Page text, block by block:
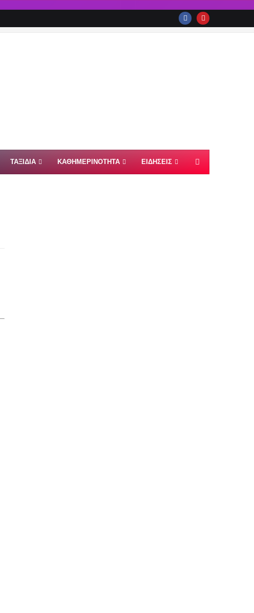
ΤΑΞΙΔΙΑ ΚΑΘΗΜΕΡΙΝΟΤΗΤΑ ΕΙΔΗΣΕΙΣ